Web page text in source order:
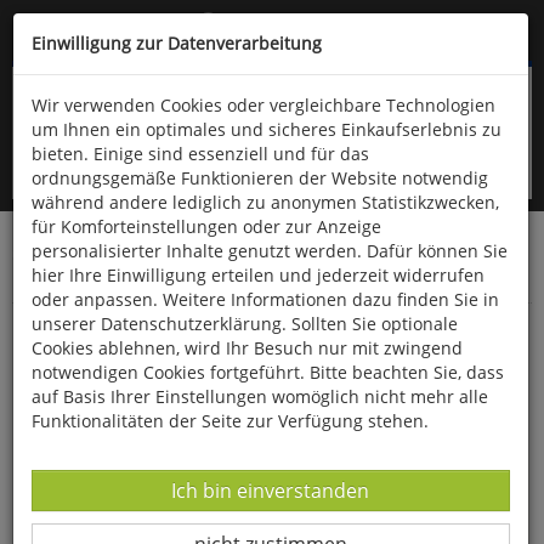
Kompletten Head der Seite überspringen
oder (06766) 9323-960
Startseite Bücher Downloads
Zeitschriften
Der Falke
Bartgeier wiedererkennen und melden
Einwilligung zur Datenverarbeitung
Wir verwenden Cookies oder vergleichbare Technologien
um Ihnen ein optimales und sicheres Einkaufserlebnis zu
bieten. Einige sind essenziell und für das
ordnungsgemäße Funktionieren der Website notwendig
während andere lediglich zu anonymen Statistikzwecken,
für Komforteinstellungen oder zur Anzeige
personalisierter Inhalte genutzt werden. Dafür können Sie
hier Ihre Einwilligung erteilen und jederzeit widerrufen
oder anpassen. Weitere Informationen dazu finden Sie in
unserer Datenschutzerklärung. Sollten Sie optionale
Cookies ablehnen, wird Ihr Besuch nur mit zwingend
notwendigen Cookies fortgeführt. Bitte beachten Sie, dass
auf Basis Ihrer Einstellungen womöglich nicht mehr alle
Funktionalitäten der Seite zur Verfügung stehen.
Datenverarbeitung -
Ich bin einverstanden